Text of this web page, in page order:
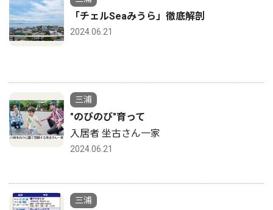
「チェルSeaみうら」徹底解剖
2024.06.21
三浦
"のびのび"育って
入居者 坐古さん一家
2024.06.21
三浦